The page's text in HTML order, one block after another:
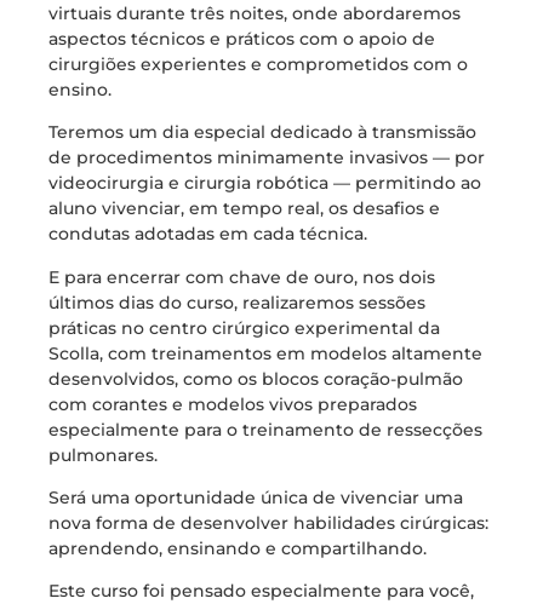
virtuais durante três noites, onde abordaremos
aspectos técnicos e práticos com o apoio de
cirurgiões experientes e comprometidos com o
ensino.
Teremos um dia especial dedicado à transmissão
de procedimentos minimamente invasivos — por
videocirurgia e cirurgia robótica — permitindo ao
aluno vivenciar, em tempo real, os desafios e
condutas adotadas em cada técnica.
E para encerrar com chave de ouro, nos dois
últimos dias do curso, realizaremos sessões
práticas no centro cirúrgico experimental da
Scolla, com treinamentos em modelos altamente
desenvolvidos, como os blocos coração-pulmão
com corantes e modelos vivos preparados
especialmente para o treinamento de ressecções
pulmonares.
Será uma oportunidade única de vivenciar uma
nova forma de desenvolver habilidades cirúrgicas:
aprendendo, ensinando e compartilhando.
Este curso foi pensado especialmente para você,